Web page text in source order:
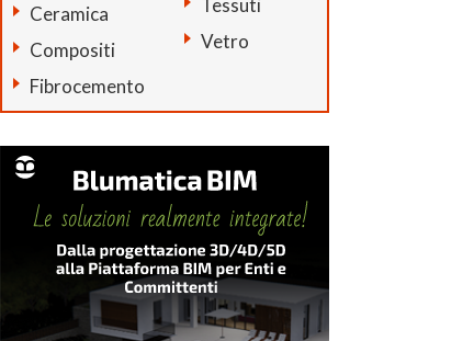
Ceramica
Compositi
Fibrocemento
Vetro